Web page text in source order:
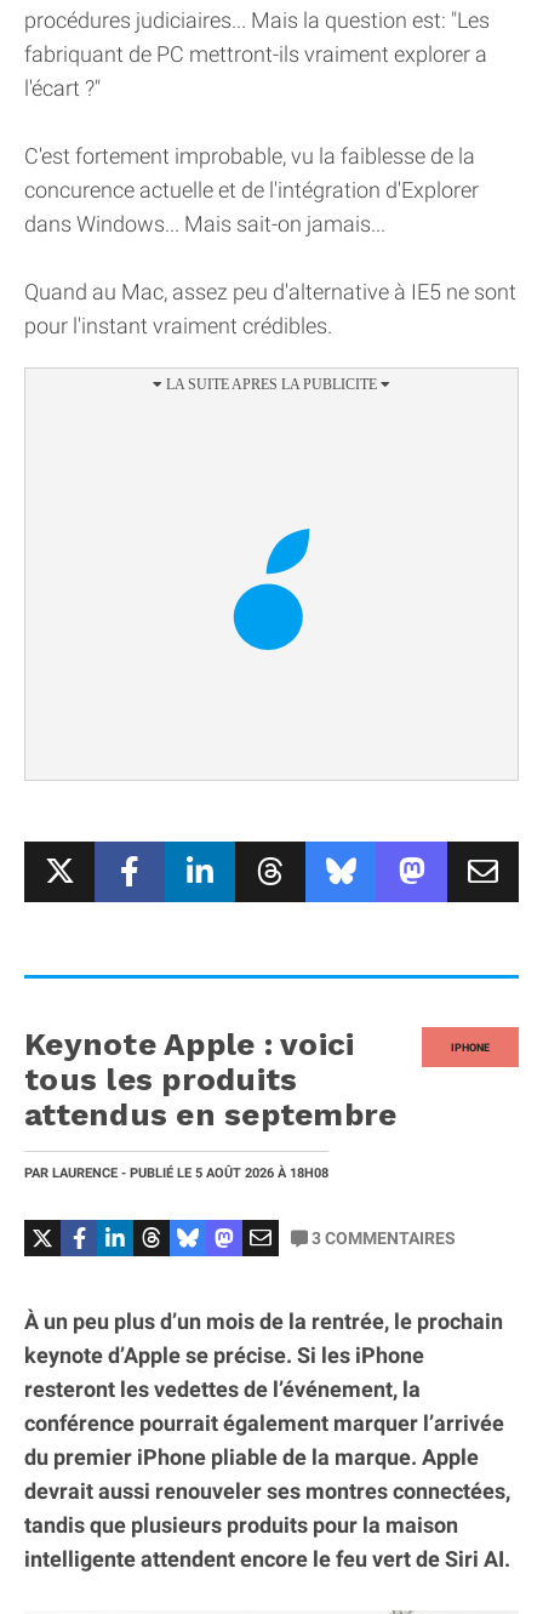
procédures judiciaires... Mais la question est: "Les
fabriquant de PC mettront-ils vraiment explorer a
l'écart ?"
C'est fortement improbable, vu la faiblesse de la
concurence actuelle et de l'intégration d'Explorer
dans Windows... Mais sait-on jamais...
Quand au Mac, assez peu d'alternative à IE5 ne sont
pour l'instant vraiment crédibles.
IPHONE
Keynote Apple : voici
tous les produits
attendus en septembre
PAR LAURENCE - PUBLIÉ LE 5 AOÛT 2026 À 18H08
3COMMENTAIRES
À un peu plus d’un mois de la rentrée, le prochain
keynote d’Apple se précise. Si les iPhone
resteront les vedettes de l’événement, la
conférence pourrait également marquer l’arrivée
du premier iPhone pliable de la marque. Apple
devrait aussi renouveler ses montres connectées,
tandis que plusieurs produits pour la maison
intelligente attendent encore le feu vert de Siri AI.